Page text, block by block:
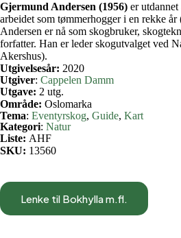
Gjermund Andersen (1956) er
arbeidet som tømmerhogger i en rekke
Andersen er nå som skogbruker,
forfatter. Han er leder skogutvalget ved
Akershus).
Utgivelsesår: 2020
Utgiver: Cappelen Damm
Utgave: 2 utg.
Område: Oslomarka
Tema: Eventyrskog, Guide, Kart
Kategori: Natur
Liste: AHF
SKU: 13560
Lenke til Bokhylla m.fl.